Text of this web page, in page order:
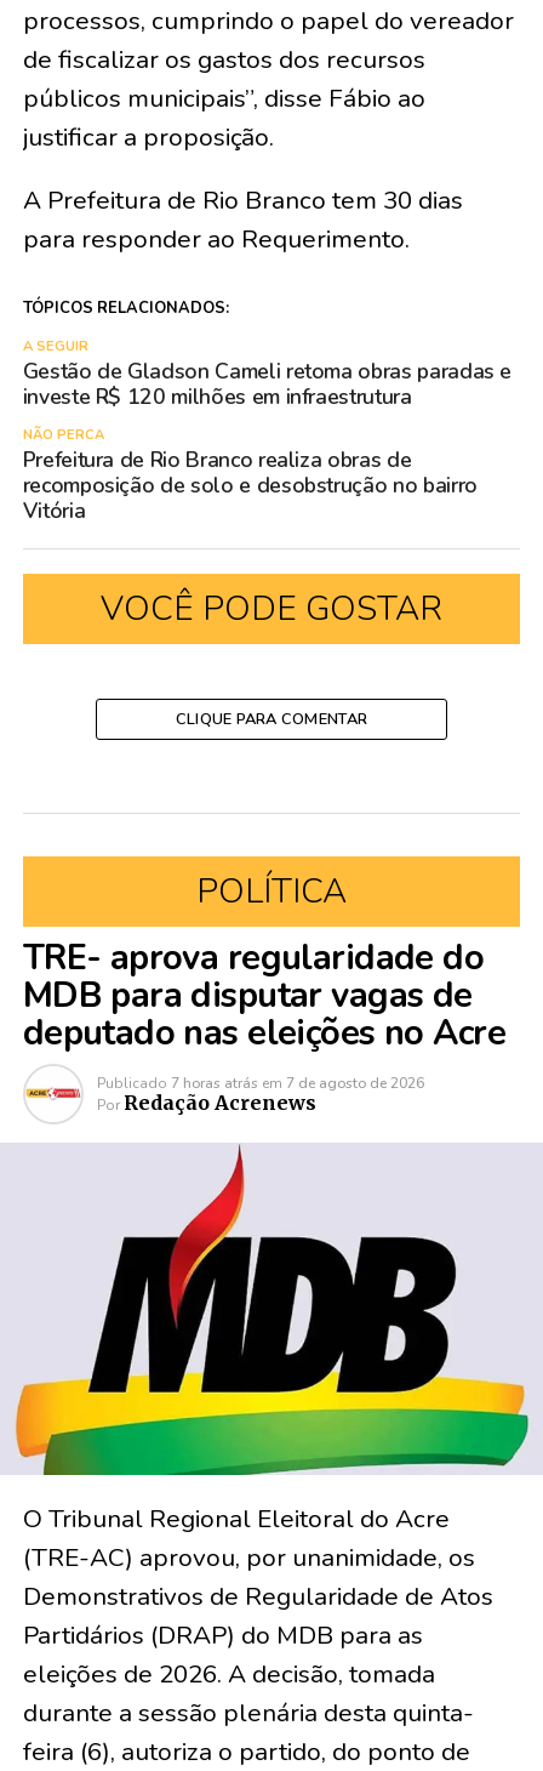
processos, cumprindo o papel do vereador
de fiscalizar os gastos dos recursos
públicos municipais”, disse Fábio ao
justificar a proposição.
A Prefeitura de Rio Branco tem 30 dias
para responder ao Requerimento.
TÓPICOS RELACIONADOS:
A SEGUIR
Gestão de Gladson Cameli retoma obras paradas e
investe R$ 120 milhões em infraestrutura
NÃO PERCA
Prefeitura de Rio Branco realiza obras de
recomposição de solo e desobstrução no bairro
Vitória
VOCÊ PODE GOSTAR
CLIQUE PARA COMENTAR
POLÍTICA
TRE- aprova regularidade do
MDB para disputar vagas de
deputado nas eleições no Acre
Publicado 7 horas atrás em 7 de agosto de 2026
Por Redação Acrenews
O Tribunal Regional Eleitoral do Acre
(TRE-AC) aprovou, por unanimidade, os
Demonstrativos de Regularidade de Atos
Partidários (DRAP) do MDB para as
eleições de 2026. A decisão, tomada
durante a sessão plenária desta quinta-
feira (6), autoriza o partido, do ponto de